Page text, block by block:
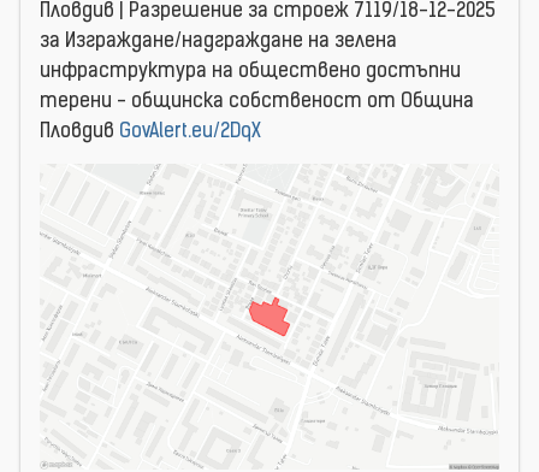
Пловдив | Разрешение за строеж 7119/18-12-2025
за Изграждане/надграждане на зелена
инфраструктура на обществено достъпни
терени - общинска собственост от Община
Пловдив GovAlert.eu/2DqX